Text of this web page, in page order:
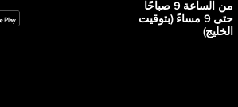
من الساعة 9 صباحًا
حتى 9 مساءً (بتوقيت
الخليج)